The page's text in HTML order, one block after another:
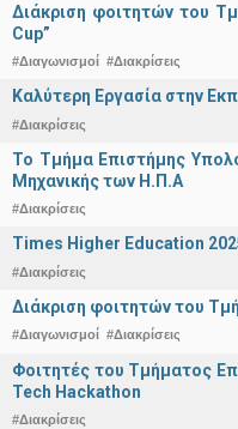
Διάκριση φοιτητών του
Cup”
#Διαγωνισμοί #Διακρίσεις
Καλύτερη Εργασία στην
#Διακρίσεις
Το Τμήμα Επιστήμης
Μηχανικής των Η.Π.Α
#Διακρίσεις
Times Higher Education
#Διακρίσεις
Διάκριση φοιτητών του
#Διαγωνισμοί #Διακρίσεις
Φοιτητές του Τμήματος
Tech Hackathon
#Διακρίσεις